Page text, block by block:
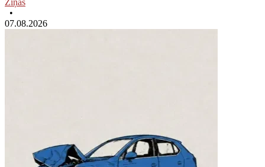
Ziņas
•
07.08.2026